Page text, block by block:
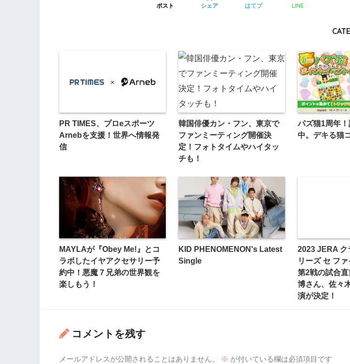
ポスト シェア はてブ LINE
PR TIMES、プロeスポーツ
Arnebを支援！世界へ情報発
信
韓国俳優カン・フン、東京で
ファンミーティング開催決
定！フォトタイムやハイタッ
チも！
パズ猫1周年
中。デキる猫
MAYLAが『Obey Me!』とコ
ラボしたイヤアクセサリー予
約中！悪魔７兄弟の世界観を
楽しもう！
KID PHENOMENON's Latest
Single
2023 JERA ク
リーズ セ フ
第2戦の試合
博さん、佐々
演が決定！
コメントを残す
メールアドレスが公開されることはありません。 ※ が付いている欄は必須項目です